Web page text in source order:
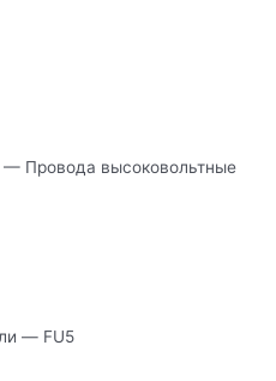
— Провода высоковольтные
— FU5